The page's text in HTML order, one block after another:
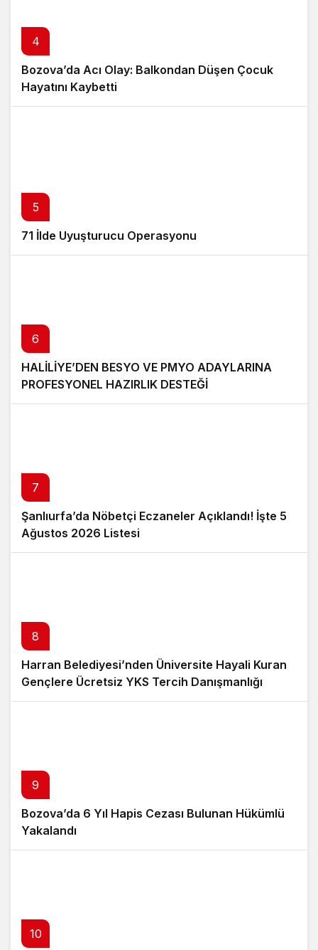
4
Bozova’da Acı Olay: Balkondan Düşen Çocuk
Hayatını Kaybetti
5
71 İlde Uyuşturucu Operasyonu
6
HALİLİYE’DEN BESYO VE PMYO ADAYLARINA
PROFESYONEL HAZIRLIK DESTEĞİ
7
Şanlıurfa’da Nöbetçi Eczaneler Açıklandı! İşte 5
Ağustos 2026 Listesi
8
Harran Belediyesi’nden Üniversite Hayali Kuran
Gençlere Ücretsiz YKS Tercih Danışmanlığı
9
Bozova’da 6 Yıl Hapis Cezası Bulunan Hükümlü
Yakalandı
10